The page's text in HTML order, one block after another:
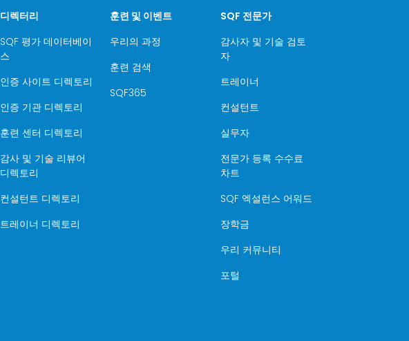
디렉터리
SQF 평가 데이터베이
스
인증 사이트 디렉토리
인증 기관 디렉토리
훈련 센터 디렉토리
감사 및 기술 리뷰어
디렉토리
컨설턴트 디렉토리
트레이너 디렉토리
훈련 및 이벤트
우리의 과정
훈련 검색
SQF365
SQF 전문가
감사자 및 기술 검토
자
트레이너
컨설턴트
실무자
전문가 등록 수수료
차트
SQF 엑설런스 어워드
장학금
우리 커뮤니티
포털